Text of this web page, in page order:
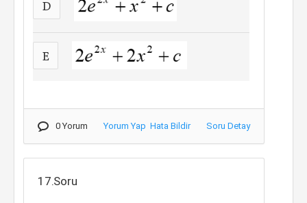
D
E
0 Yorum Yorum Yap Hata Bildir Soru Detay
17.Soru